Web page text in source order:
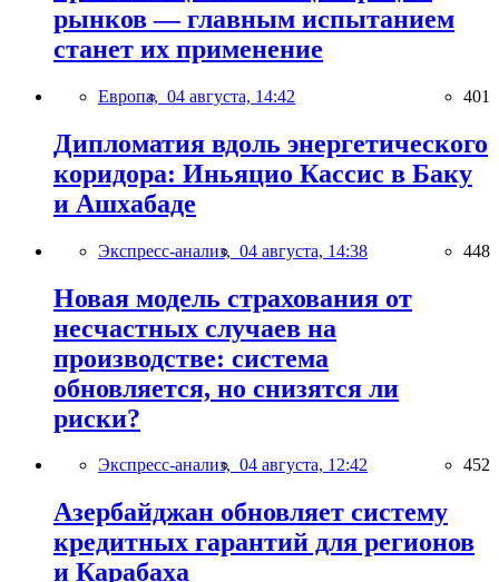
рынков — главным испытанием
станет их применение
Европа, 04 августа, 14:42 401
Дипломатия вдоль энергетического
коридора: Иньяцио Кассис в Баку
и Ашхабаде
Экспресс-анализ, 04 августа, 14:38 448
Новая модель страхования от
несчастных случаев на
производстве: система
обновляется, но снизятся ли
риски?
Экспресс-анализ, 04 августа, 12:42 452
Азербайджан обновляет систему
кредитных гарантий для регионов
и Карабаха